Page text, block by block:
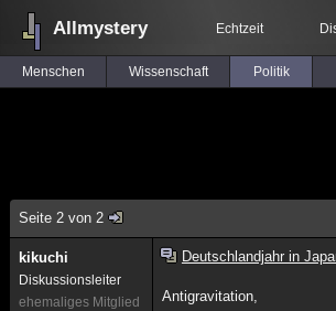
Allmystery Echtzeit
Menschen Wissenschaft Politik
Seite 2 von 2
kikuchi
Diskussionsleiter
ehemaliges Mitglied
Deutschlandjahr in
Antigravitation,